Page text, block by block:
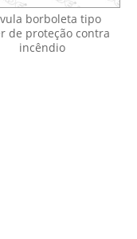
borboleta tipo
de proteção contra
incêndio